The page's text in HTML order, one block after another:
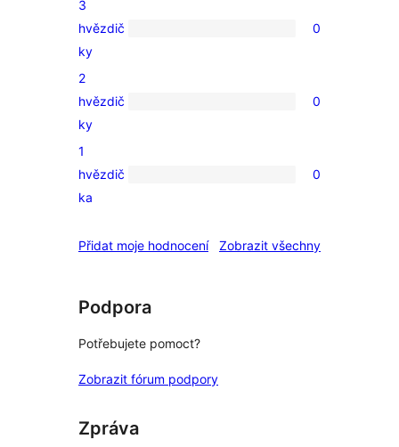
hodnocení
0
3hvězdičkové
hodnocení
3
hvězdič
ky
0
0
2hvězdičkové
hodnocení
2
hvězdič
ky
0
0
1hvězdičkové
1
hvězdič
ka
0
Přidat moje hodnocení Zobrazit všechnyrecenze
Podpora
Potřebujete pomoct?
Zobrazit fórum podpory
Zpráva